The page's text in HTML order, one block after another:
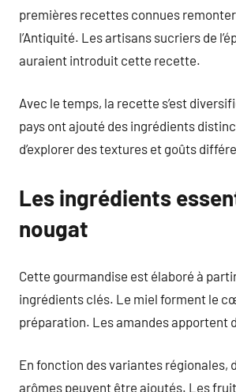
premières recettes connues
l’Antiquité. Les artisans sucriers de
auraient introduit cette recette.
Avec le temps, la recette s’est
pays ont ajouté des ingrédients
d’explorer des textures et goûts
Les ingrédients
nougat
Cette gourmandise est élaboré à
ingrédients clés. Le miel forment le
préparation. Les amandes apportent
En fonction des variantes régionales,
arômes peuvent être ajoutés. Les